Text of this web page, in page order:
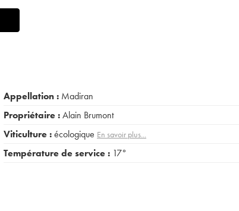
Appellation : Madiran
Propriétaire :Alain Brumont
Viticulture :écologique En savoir plus...
Température de service : 17°